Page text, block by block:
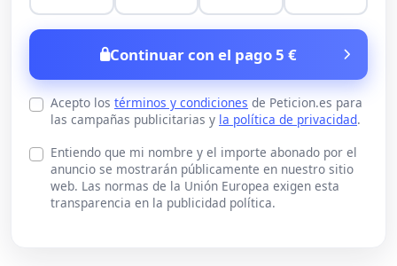
Continuar con el pago 5 €
Acepto los términos y condiciones de Peticion.es para
las campañas publicitarias y la política de privacidad.
Entiendo que mi nombre y el importe abonado por el
anuncio se mostrarán públicamente en nuestro sitio
web. Las normas de la Unión Europea exigen esta
transparencia en la publicidad política.